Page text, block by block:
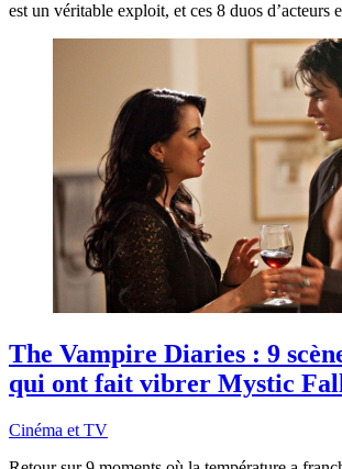
est un véritable exploit, et ces 8 duos d’acteurs
The Vampire Diaries : 9
qui ont fait vibrer Mystic
Cinéma et TV